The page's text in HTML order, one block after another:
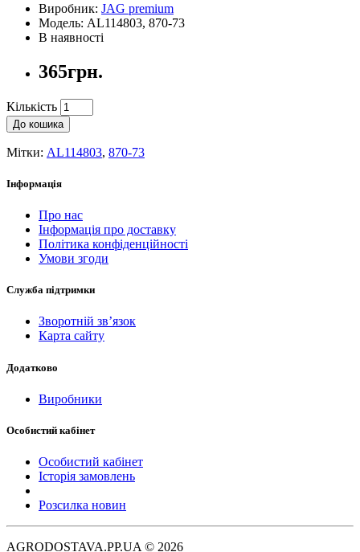
Виробник: JAG premium
Модель: AL114803, 870-73
В наявності
365грн.
Кількість
До кошика
Мітки: AL114803, 870-73
Інформація
Про нас
Інформація про доставку
Політика конфіденційності
Умови згоди
Служба підтримки
Зворотній зв’язок
Карта сайту
Додатково
Виробники
Особистий кабінет
Особистий кабінет
Історія замовлень
Розсилка новин
AGRODOSTAVA.PP.UA © 2026